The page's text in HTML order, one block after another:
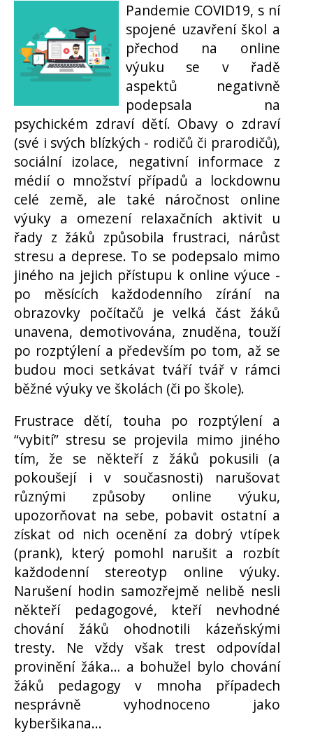
Pandemie COVID19, s ní
spojené uzavření škol a
přechod na online
výuku se v řadě
aspektů negativně
podepsala na
psychickém zdraví dětí. Obavy o zdraví
(své i svých blízkých - rodičů či prarodičů),
sociální izolace, negativní informace z
médií o množství případů a lockdownu
celé země, ale také náročnost online
výuky a omezení relaxačních aktivit u
řady z žáků způsobila frustraci, nárůst
stresu a deprese. To se podepsalo mimo
jiného na jejich přístupu k online výuce -
po měsících každodenního zírání na
obrazovky počítačů je velká část žáků
unavena, demotivována, znuděna, touží
po rozptýlení a především po tom, až se
budou moci setkávat tváří tvář v rámci
běžné výuky ve školách (či po škole).
Frustrace dětí, touha po rozptýlení a
“vybití” stresu se projevila mimo jiného
tím, že se někteří z žáků pokusili (a
pokoušejí i v současnosti) narušovat
různými způsoby online výuku,
upozorňovat na sebe, pobavit ostatní a
získat od nich ocenění za dobrý vtípek
(prank), který pomohl narušit a rozbít
každodenní stereotyp online výuky.
Narušení hodin samozřejmě nelibě nesli
někteří pedagogové, kteří nevhodné
chování žáků ohodnotili kázeňskými
tresty. Ne vždy však trest odpovídal
provinění žáka… a bohužel bylo chování
žáků pedagogy v mnoha případech
nesprávně vyhodnoceno jako
kyberšikana...